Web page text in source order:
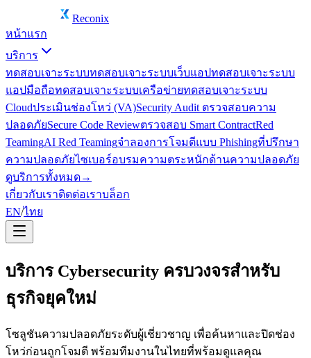
Reconix
หน้าแรก
บริการ
ทดสอบเจาะระบบทดสอบเจาะระบบเว็บแอปทดสอบเจาะระบบ
แอปมือถือทดสอบเจาะระบบเครือข่ายทดสอบเจาะระบบ
Cloudประเมินช่องโหว่ (VA)Security Audit ตรวจสอบความ
ปลอดภัยSecure Code Reviewตรวจสอบ Smart ContractRed
TeamingAI Red Teamingจำลองการโจมตีแบบ Phishingที่ปรึกษา
ความปลอดภัยไซเบอร์อบรมความตระหนักด้านความปลอดภัย
ดูบริการทั้งหมด→
เกี่ยวกับเราติดต่อเราบล็อก
EN/ไทย
บริการ Cybersecurity ครบวงจรสำหรับ
ธุรกิจยุคใหม่
โซลูชันความปลอดภัยระดับผู้เชี่ยวชาญ เพื่อค้นหาและปิดช่อง
โหว่ก่อนถูกโจมตี พร้อมทีมงานในไทยที่พร้อมดูแลคุณ